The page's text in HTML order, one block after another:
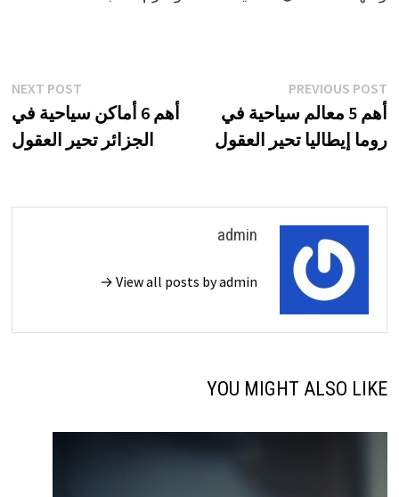
تصفّح
المقالات
PREVIOUS POST
Previous
post:
أهم 5 معالم سياحية في
روما إيطاليا تحير العقول
NEXT POST
أهم 6 أماكن سياحية في
الجزائر تحير العقول
admin
View all posts by admin →
YOU MIGHT ALSO LIKE